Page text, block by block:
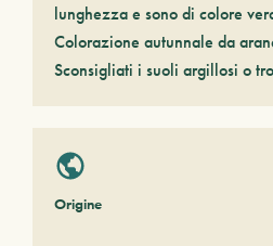
lunghezza e sono di colore
Colorazione autunnale da
Sconsigliati i suoli argillosi o
Origine